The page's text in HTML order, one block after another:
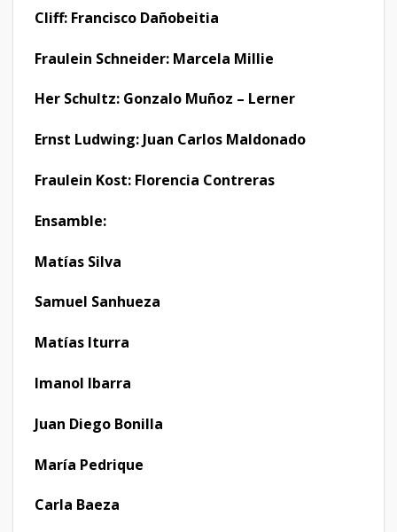
Cliff: Francisco Dañobeitia
Fraulein Schneider: Marcela Millie
Her Schultz: Gonzalo Muñoz – Lerner
Ernst Ludwing: Juan Carlos Maldonado
Fraulein Kost: Florencia Contreras
Ensamble:
Matías Silva
Samuel Sanhueza
Matías Iturra
Imanol Ibarra
Juan Diego Bonilla
María Pedrique
Carla Baeza